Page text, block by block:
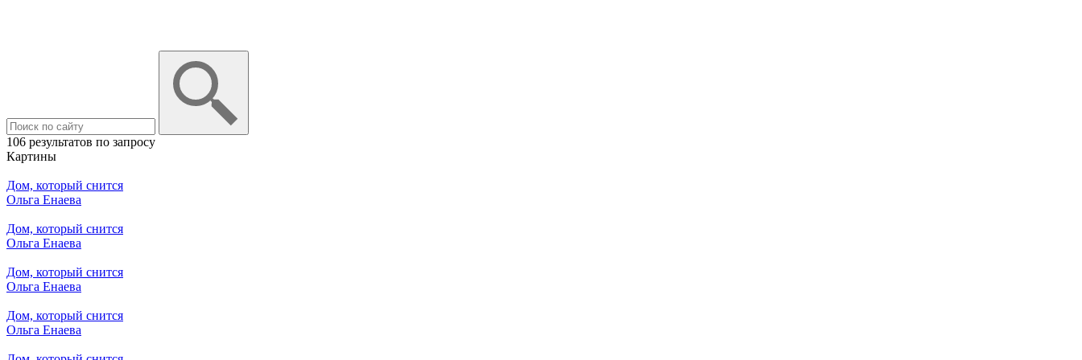
106 результатов по запросу
Картины
Дом, который снится
Ольга Енаева
Дом, который снится
Ольга Енаева
Дом, который снится
Ольга Енаева
Дом, который снится
Ольга Енаева